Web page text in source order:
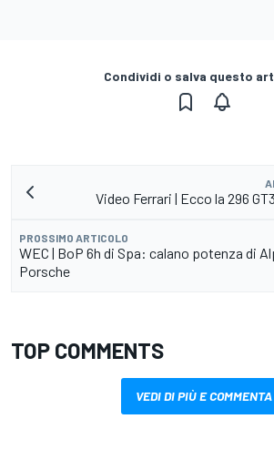
Condividi o salva questo
Video Ferrari | Ecco la 296
PROSSIMO ARTICOLO
WEC | BoP 6h di Spa: calano potenza di
Porsche
TOP COMMENTS
VEDI DI PIÙ E COMMENTA